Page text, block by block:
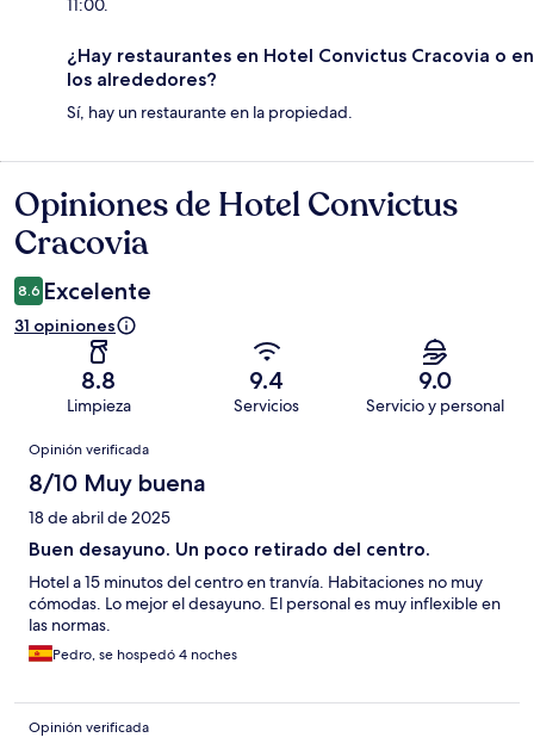
11:00.
¿Hay restaurantes en Hotel Convictus Cracovia o en
los alrededores?
Sí, hay un restaurante en la propiedad.
Opiniones
Opiniones de Hotel Convictus
Cracovia
8.6 Excelente
31 opiniones
8.8
Limpieza
9.4
Servicios
9.0
Servicio y personal
Opiniones
Opinión verificada
8/10 Muy buena
18 de abril de 2025
Buen desayuno. Un poco retirado del centro.
Hotel a 15 minutos del centro en tranvía. Habitaciones no muy
cómodas. Lo mejor el desayuno. El personal es muy inflexible en
las normas.
Pedro, se hospedó 4 noches
Opinión verificada